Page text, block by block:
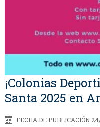
¡Colonias
Santa 2025 en
FECHA DE PUBLICACIÓN